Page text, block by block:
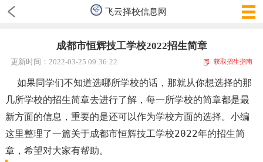
飞云择校信息网
成都市恒辉技工学校2022招生简章
更新时间：2022-03-25 09:36:22 获取招生指南
如果同学们不知道选哪所学校的话，那就从你想选择的那
几所学校的招生简章去进行了解，每一所学校的简章都是最
新方面的信息，重要的是还可以作为学校方面的选择。小编
这里整理了一篇关于成都市恒辉技工学校2022年的招生简
章，希望对大家有帮助。